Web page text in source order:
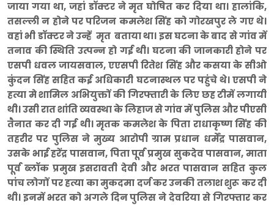
जाया गया था, जहां डॉक्टर ने मृत घोषित कर दिया था। हालांकि,
तसल्ली न होने पर परिजन कमलेश सिंह को गोरखपुर ले गए थे।
वहां भी डॉक्टर ने उन्हें मृत बताया था। इस घटना के बाद से गांव में
तनाव की स्थिति उत्पन्न हो गई थी। घटना की जानकारी होने पर
एसपी धवल जायसवाल, एएसपी रितेश सिंह और कसया के सीओ
कुंदन सिंह सहित कई अधिकारी घटनास्थल पर पहुंचे थे। एसपी ने
हत्या मे शामिल अभियुक्तों की गिरफ्तारी के लिए छह टीमें लगायी
थी। उसी रात शांति व्यवस्था के लिहाज से गांव में पुलिस और पीएसी
तैनात कर दी गई थी। मृतक कमलेश के पिता राधाकृष्ण सिंह की
तहरीर पर पुलिस ने मुख्य आरोपी ग्राम प्रधान धर्मेंद्र पासवान,
उसके भाई हरेंद्र पासवान, पिता पूर्व प्रमुख सुकदेव पासवान, माता
पूर्व ब्लॉक प्रमुख इसरावती देवी और भरत पासवान सहित कुल
पांच लोगों पर हत्या का मुकदमा दर्ज कर उनकी तलाश शुरू कर दी
थी। इनमें भरत को अगले दिन पुलिस ने देवरिया से गिरफ्तार कर